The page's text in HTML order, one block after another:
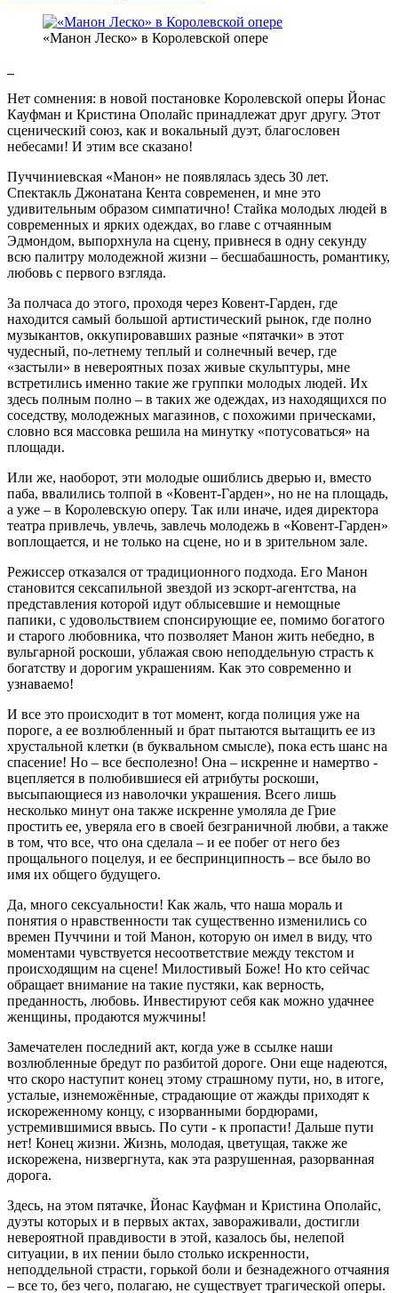
«Манон Леско» в Королевской опере
Нет сомнения: в новой постановке Королевской оперы Йонас
Кауфман и Кристина Ополайс принадлежат друг другу. Этот
сценический союз, как и вокальный дуэт, благословен
небесами! И этим все сказано!
Пуччиниевская «Манон» не появлялась здесь 30 лет.
Спектакль Джонатана Кента современен, и мне это
удивительным образом симпатично! Стайка молодых людей в
современных и ярких одеждах, во главе с отчаянным
Эдмондом, выпорхнула на сцену, привнеся в одну секунду
всю палитру молодежной жизни – бесшабашность, романтику,
любовь с первого взгляда.
За полчаса до этого, проходя через Ковент-Гарден, где
находится самый большой артистический рынок, где полно
музыкантов, оккупировавших разные «пятачки» в этот
чудесный, по-летнему теплый и солнечный вечер, где
«застыли» в невероятных позах живые скульптуры, мне
встретились именно такие же группки молодых людей. Их
здесь полным полно – в таких же одеждах, из находящихся по
соседству, молодежных магазинов, с похожими прическами,
словно вся массовка решила на минутку «потусоваться» на
площади.
Или же, наоборот, эти молодые ошиблись дверью и, вместо
паба, ввалились толпой в «Ковент-Гарден», но не на площадь,
а уже – в Королевскую оперу. Так или иначе, идея директора
театра привлечь, увлечь, завлечь молодежь в «Ковент-Гарден»
воплощается, и не только на сцене, но и в зрительном зале.
Режиссер отказался от традиционного подхода. Его Манон
становится сексапильной звездой из эскорт-агентства, на
представления которой идут облысевшие и немощные
папики, с удовольствием спонсирующие ее, помимо богатого
и старого любовника, что позволяет Манон жить небедно, в
вульгарной роскоши, ублажая свою неподдельную страсть к
богатству и дорогим украшениям. Как это современно и
узнаваемо!
И все это происходит в тот момент, когда полиция уже на
пороге, а ее возлюбленный и брат пытаются вытащить ее из
хрустальной клетки (в буквальном смысле), пока есть шанс на
спасение! Но – все бесполезно! Она – искренне и намертво -
вцепляется в полюбившиеся ей атрибуты роскоши,
высыпающиеся из наволочки украшения. Всего лишь
несколько минут она также искренне умоляла де Грие
простить ее, уверяла его в своей безграничной любви, а также
в том, что все, что она сделала – и ее побег от него без
прощального поцелуя, и ее беспринципность – все было во
имя их общего будущего.
Да, много сексуальности! Как жаль, что наша мораль и
понятия о нравственности так существенно изменились со
времен Пуччини и той Манон, которую он имел в виду, что
моментами чувствуется несоответствие между текстом и
происходящим на сцене! Милостивый Боже! Но кто сейчас
обращает внимание на такие пустяки, как верность,
преданность, любовь. Инвестируют себя как можно удачнее
женщины, продаются мужчины!
Замечателен последний акт, когда уже в ссылке наши
возлюбленные бредут по разбитой дороге. Они еще надеются,
что скоро наступит конец этому страшному пути, но, в итоге,
усталые, изнеможённые, страдающие от жажды приходят к
искореженному концу, с изорванными бордюрами,
устремившимися ввысь. По сути - к пропасти! Дальше пути
нет! Конец жизни. Жизнь, молодая, цветущая, также же
искорежена, низвергнута, как эта разрушенная, разорванная
дорога.
Здесь, на этом пятачке, Йонас Кауфман и Кристина Ополайс,
дуэты которых и в первых актах, завораживали, достигли
невероятной правдивости в этой, казалось бы, нелепой
ситуации, в их пении было столько искренности,
неподдельной страсти, горькой боли и безнадежного отчаяния
– все то, без чего, полагаю, не существует трагической оперы.